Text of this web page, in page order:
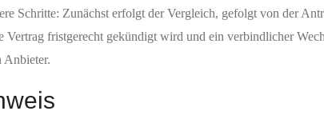
Schritte: Zunächst erfolgt der Vergleich, gefolgt von der
Vertrag fristgerecht gekündigt wird und ein verbindlicher
Anbieter.